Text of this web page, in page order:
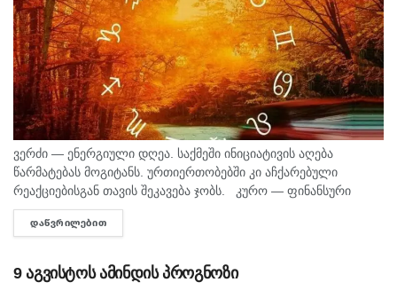
ვერძი — ენერგიული დღეა. საქმეში ინიციატივის აღება
წარმატებას მოგიტანს. ურთიერთობებში კი აჩქარებული
რეაქციებისგან თავის შეკავება ჯობს. კურო — ფინანსური
საკითხების მოსაგვარებლად კარგი დღეა. შეიძლება
საინტერესო შესაძლებლობა გამოჩნდეს. პირად ცხოვრებაში...
ᲓᲐᲬᲕᲠᲘᲚᲔᲑᲘᲗ
9 აგვისტოს ამინდის პროგნოზი